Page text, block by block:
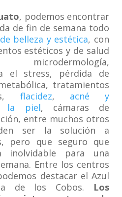
, podemos encontrar
de fin de semana todo
belleza y estética, con
estéticos y de salud
microdermología,
el stress, pérdida de
tratamientos
flacidez, acné y
la piel, cámaras de
entre muchos otros
ser la solución a
pero que seguro que
inolvidable para una
Entre los centros
destacar el Azul
de los Cobos. Los